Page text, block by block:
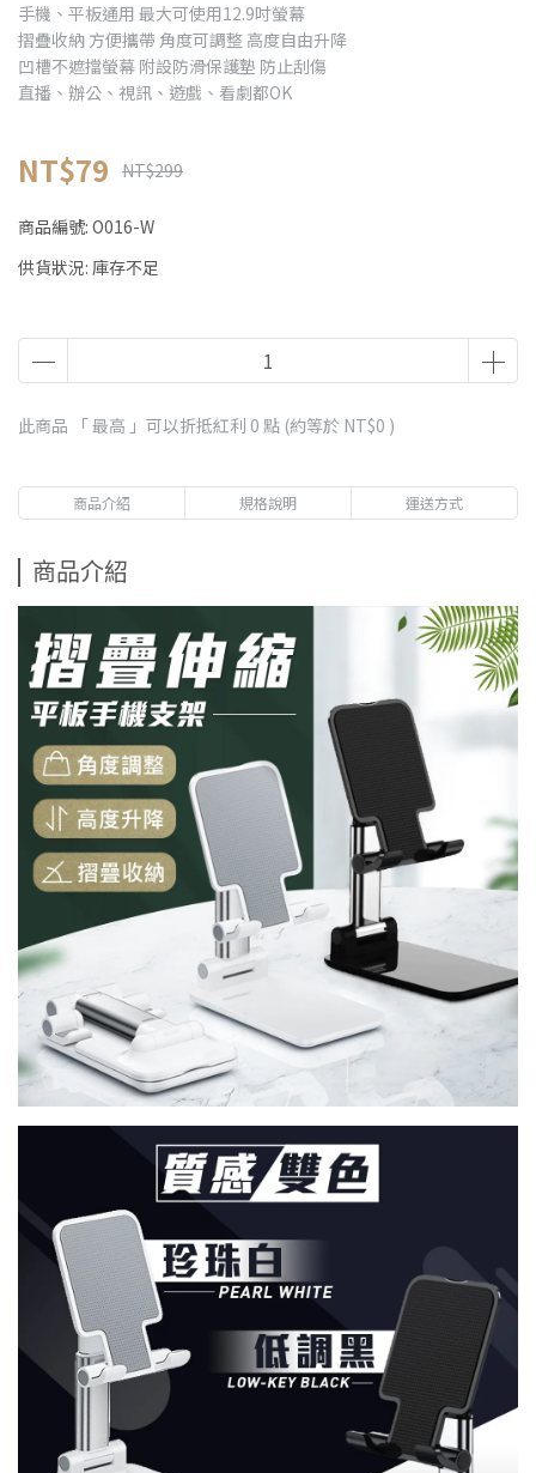
手機、平板通用 最大可使用12.9吋螢幕
摺疊收納 方便攜帶 角度可調整 高度自由升降
凹槽不遮擋螢幕 附設防滑保護墊 防止刮傷
直播、辦公、視訊、遊戲、看劇都OK
NT$79 NT$299
商品編號: O016-W
供貨狀況: 庫存不足
此商品 「 最高 」可以折抵紅利 0 點 (約等於 NT$0 )
商品介紹 規格說明 運送方式
商品介紹